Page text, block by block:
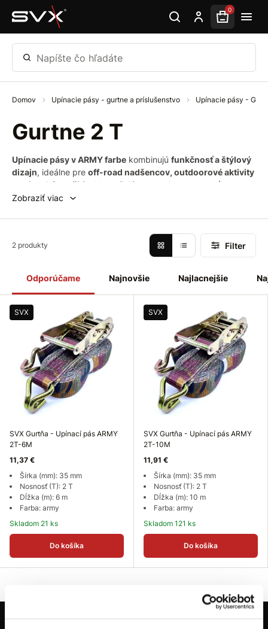
Preskočiť na hlavný obsah 0
Napíšte čo hľadáte
Domov Upínacie pásy - gurtne a príslušenstvo Upínacie pásy -
Gurtne 2 T
Upínacie pásy v ARMY farbe kombinujú funkčnosť a štýlový
dizajn, ideálne pre off-road nadšencov, outdoorové aktivity
a vojenské využitie
. Vyznačujú sa
vysokou pevnosťou,
odolnosťou voči poveternostným vplyvom
nosnostiach, spĺňajú normuEN 12195-2.​
Zobraziť viac
Odporúčame Najnovšie Najlacnejšie
2 produkty Filter
SVX
SVX Gurtňa - Upínací pás ARMY
2T-6M
11,37 €
Šírka (mm): 35 mm
Nosnosť (T): 2 T
Dĺžka (m): 6 m
Farba: army
Skladom 21 ks
Do košíka
SVX
SVX Gurtňa - Upínací pás ARMY
2T-10M
11,91 €
Šírka (mm): 35 mm
Nosnosť (T): 2 T
Dĺžka (m): 10 m
Farba: army
Skladom 121 ks
Do košíka